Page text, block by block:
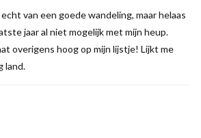
van een goede wandeling, maar helaas
jaar al niet mogelijk met mijn heup.
overigens hoog op mijn lijstje! Lijkt me
land.